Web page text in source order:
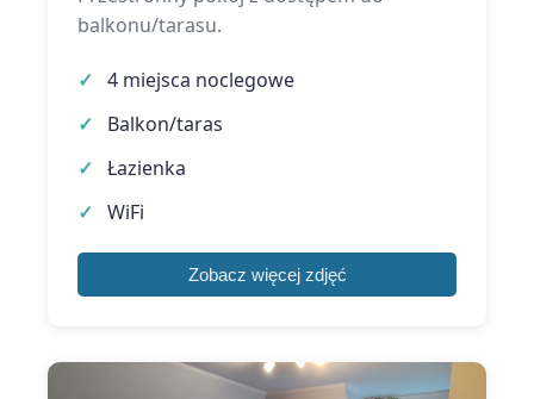
balkonu/tarasu.
4 miejsca noclegowe
Balkon/taras
Łazienka
WiFi
Zobacz więcej zdjęć